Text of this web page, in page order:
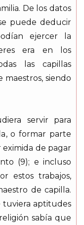
De los datos
puede deducir
ejercer la
era en los
las capillas
maestros, siendo
servir para
o formar parte
de pagar
(9); e incluso
estos trabajos,
de capilla.
tuviera aptitudes
sabía que